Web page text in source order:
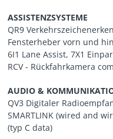
ASSISTENZSYSTEME
QR9
Fensterheber vorn und
6I1 Lane Assist, 7X1
RCV - Rückfahrkamera
AUDIO &
QV3 Digitaler
SMARTLINK (wired and
(typ C data)